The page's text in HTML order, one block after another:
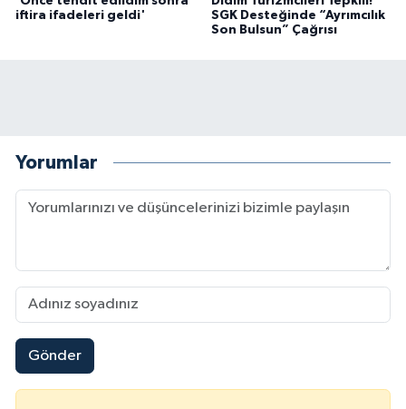
iftira ifadeleri geldi'
SGK Desteğinde “Ayrımcılık
Son Bulsun” Çağrısı
Yorumlar
Gönder